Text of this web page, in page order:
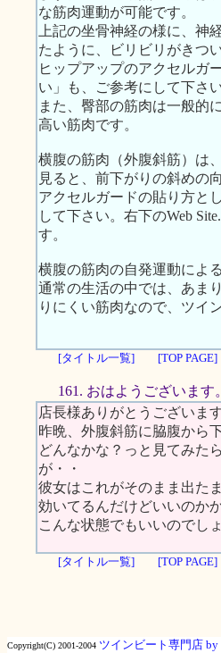
な筋肉運動が可能です。
上記の坐骨神経の様に、神
たように、ビリビリがきつ
ヒップアップのアクセルガ
い」も、ご参考にして下さい
また、臀部の筋肉は一般的
高い筋肉です。
横腹の筋肉（外腹斜筋）は
見ると、前下がりの斜めの
アクセルガードの貼り方と
して下さい。右下のWeb
す。
横腹の筋肉の自発運動によ
通常の生活の中では、あま
りにくい筋肉なので、ツイ
[タイトル一覧]
[TOP PAGE]
161. おはようございま
店長様ありがとうございます
昨晩、外腹斜筋に脇腹から
どんなかな？っと見てみた
が・・
彼女はこれがそのまま出た
効いてるんだけどいいのか
こんな状態でもいいのでし
[タイトル一覧] [TOP PAGE]
Copyright(C) 2001-2004 ツインビート専門店 by